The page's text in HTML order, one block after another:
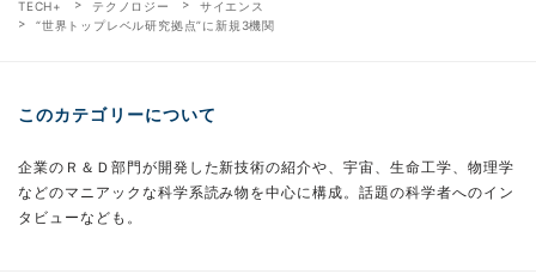
TECH+ テクノロジー
サイエンス
“世界トップレベル研究拠点”に新規3機関
このカテゴリーについて
企業のＲ＆Ｄ部門が開発した新技術の紹介や、宇宙、生命工学、物理学
などのマニアックな科学系読み物を中心に構成。話題の科学者へのイン
タビューなども。